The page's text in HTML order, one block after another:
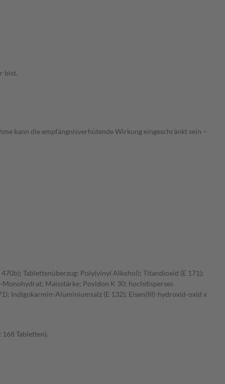
bist.
kann die empfängnisverhütende Wirkung eingeschränkt sein –
Tablettenüberzug: Poly(vinyl Alkohol); Titandioxid (E 171);
Maisstärke; Povidon K 30; hochdisperses
Indigokarmin-Aluminiumsalz (E 132); Eisen(III)-hydroxid-oxid x
168 Tabletten).